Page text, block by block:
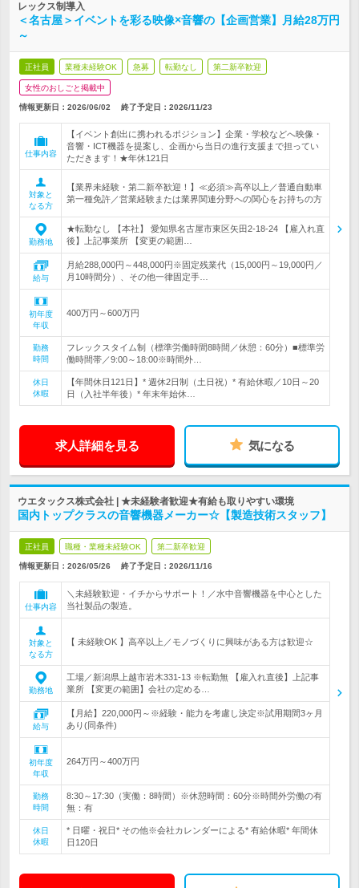
レックス制導入
＜名古屋＞イベントを彩る映像×音響の【企画営業】月給28万円
～
正社員 業種未経験OK 急募 転勤なし 第二新卒歓迎
女性のおしごと掲載中
情報更新日：2026/06/02 終了予定日： 2026/11/23
仕事内容
【イベント創出に携われるポジション】企業・学校などへ映像・
音響・ICT機器を提案し、企画から当日の進行支援まで担ってい
ただきます！★年休121日
対象と
なる方
【業界未経験・第二新卒歓迎！】≪必須≫高卒以上／普通自動車
第一種免許／営業経験または業界関連分野への関心をお持ちの方
勤務地
★転勤なし 【本社】 愛知県名古屋市東区矢田2-18-24 【雇入れ直
後】上記事業所 【変更の範囲…
給与
月給288,000円～448,000円※固定残業代（15,000円～19,000円／
月10時間分）、その他一律固定手…
初年度
年収
400万円～600万円
勤務
時間
フレックスタイム制（標準労働時間8時間／休憩：60分）■標準労
働時間帯／9:00～18:00※時間外…
休日
休暇
【年間休日121日】* 週休2日制（土日祝）* 有給休暇／10日～20
日（入社半年後）* 年末年始休…
求人詳細を見る 気になる
ウエタックス株式会社 | ★未経験者歓迎★有給も取りやすい環境
国内トップクラスの音響機器メーカー☆【製造技術スタッフ】
正社員 職種・業種未経験OK 第二新卒歓迎
情報更新日：2026/05/26 終了予定日： 2026/11/16
仕事内容
＼未経験歓迎・イチからサポート！／水中音響機器を中心とした
当社製品の製造。
対象と
なる方
【 未経験OK 】高卒以上／モノづくりに興味がある方は歓迎☆
勤務地
工場／新潟県上越市岩木331-13 ※転勤無 【雇入れ直後】上記事
業所 【変更の範囲】会社の定める…
給与
【月給】220,000円～※経験・能力を考慮し決定※試用期間3ヶ月
あり(同条件)
初年度
年収
264万円～400万円
勤務
時間
8:30～17:30（実働：8時間）※休憩時間：60分※時間外労働の有
無：有
休日
休暇
* 日曜・祝日* その他※会社カレンダーによる* 有給休暇* 年間休
日120日